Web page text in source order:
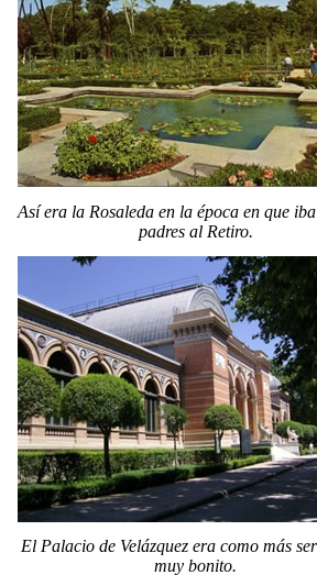
Así era la Rosaleda en la época en que
padres al Retiro.
El Palacio de Velázquez era como más
muy bonito.